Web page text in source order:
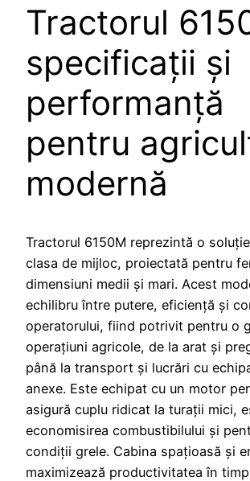
Tractorul
specificații și
performanță
pentru
modernă
Tractorul 6150M reprezintă o
clasa de mijloc, proiectată pentru
dimensiuni medii și mari. Acest
echilibru între putere, eficiență și
operatorului, fiind potrivit pentru o
operațiuni agricole, de la arat și
până la transport și lucrări cu
anexe. Este echipat cu un motor
asigură cuplu ridicat la turații mici,
economisirea combustibilului și
condiții grele. Cabina spațioasă și
maximizează productivitatea în